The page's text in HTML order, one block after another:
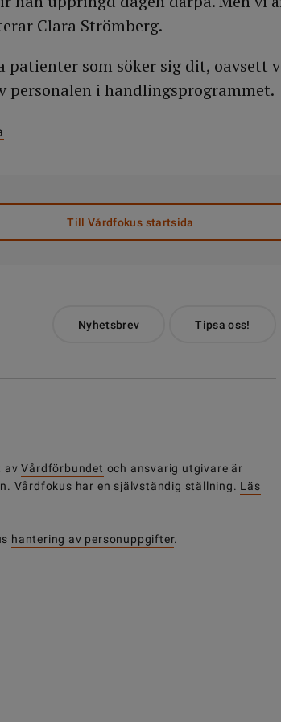
Clara Strömberg.
patienter som söker sig dit, oavsett
personalen i handlingsprogrammet.
Till Vårdfokus startsida
Nyhetsbrev Tipsa oss!
avVårdförbundet och ansvarig utgivare är
Vårdfokus har en självständig ställning. Läs
hantering av personuppgifter.